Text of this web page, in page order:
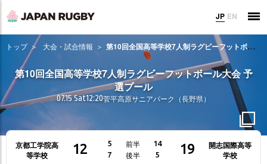
JP EN
トップ 大会・試合情報 第10回全国高等学校7人制ラグビーフットボール大会 予選プール
第10回全国高等学校7人制ラグビーフットボール大会 予
選プール
07.15 Sat12:20菅平高原サニアパーク（長野県）
京都工学院高
等学校
12 5 前半
14
7
後半 5 19
開志国際高等
学校